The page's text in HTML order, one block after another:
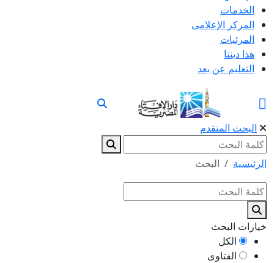
الخدمات
المركز الإعلامى
المرئيات
هذا ديننا
التعليم عن بعد
البحث المتقدم
الرئيسية البحث
خيارات البحث
الكل
الفتاوى